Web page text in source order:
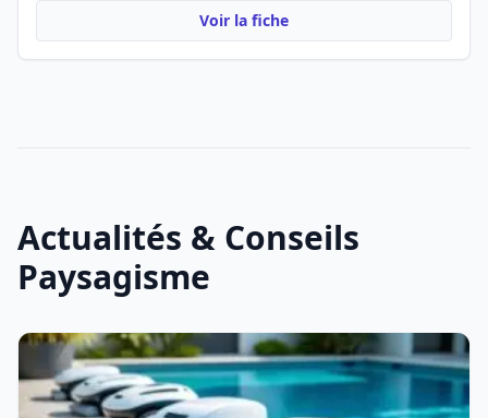
Voir la fiche
Actualités & Conseils
Paysagisme